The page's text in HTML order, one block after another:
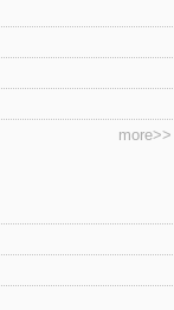
more>>